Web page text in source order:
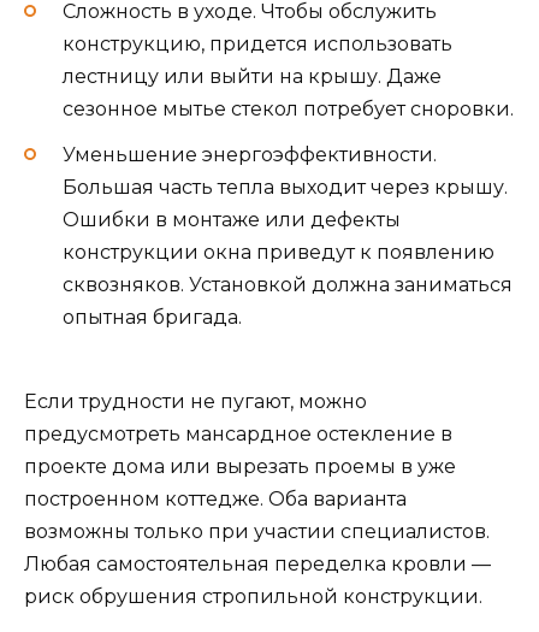
Сложность в уходе. Чтобы обслужить
конструкцию, придется использовать
лестницу или выйти на крышу. Даже
сезонное мытье стекол потребует сноровки.
Уменьшение энергоэффективности.
Большая часть тепла выходит через крышу.
Ошибки в монтаже или дефекты
конструкции окна приведут к появлению
сквозняков. Установкой должна заниматься
опытная бригада.
Если трудности не пугают, можно
предусмотреть мансардное остекление в
проекте дома или вырезать проемы в уже
построенном коттедже. Оба варианта
возможны только при участии специалистов.
Любая самостоятельная переделка кровли —
риск обрушения стропильной конструкции.